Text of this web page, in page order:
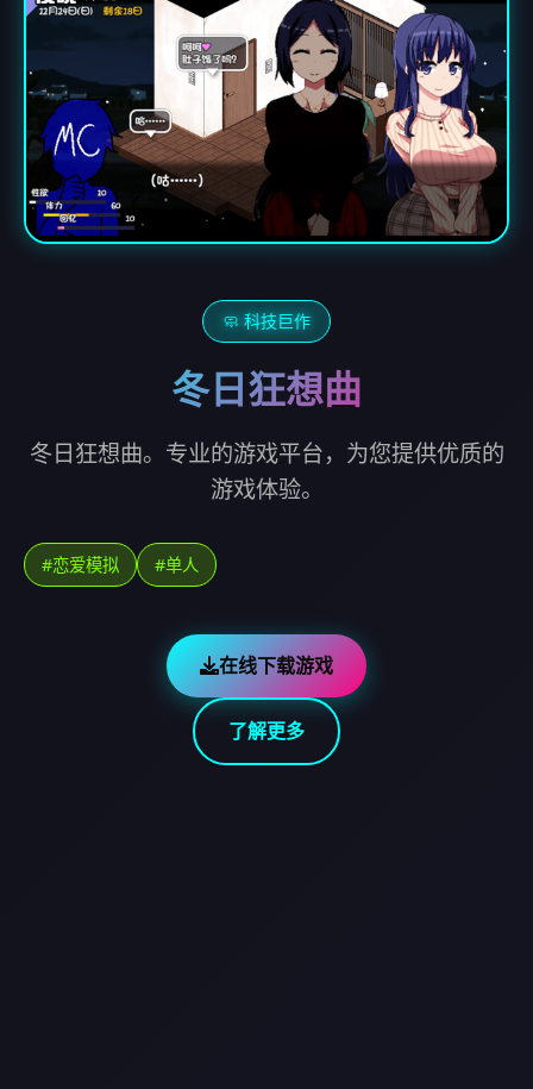
🧼 科技巨作
冬日狂想曲
冬日狂想曲。专业的游戏平台，为您提供优质的
游戏体验。
#恋爱模拟 #单人
在线下载游戏
了解更多